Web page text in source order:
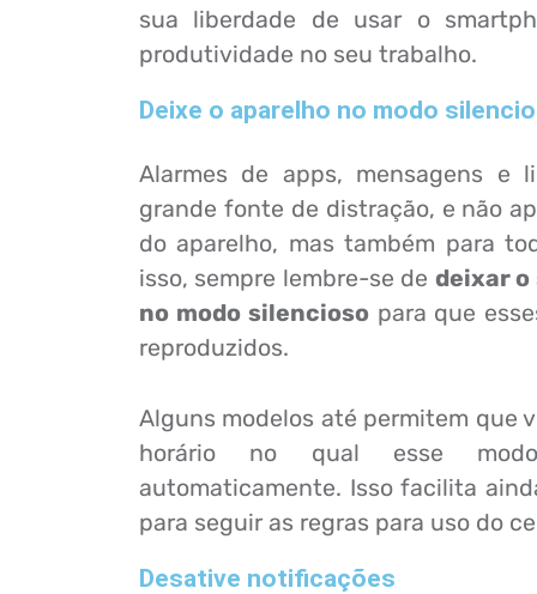
sua liberdade de usar o
produtividade no seu trabalho.
Deixe o aparelho no modo
Alarmes de apps, mensagens e
grande fonte de distração, e não
do aparelho, mas também para
isso, sempre lembre-se de deixar o
no modo silenciosopara que
reproduzidos.
Alguns modelos até permitem que
horário no qual esse
automaticamente. Isso facilita
para seguir as regras para uso do
Desative notificações